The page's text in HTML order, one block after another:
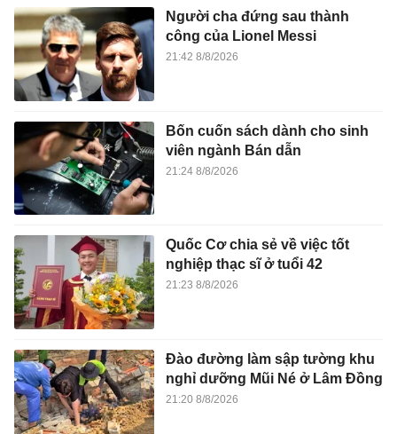
Người cha đứng sau thành
công của Lionel Messi
21:42 8/8/2026
Bốn cuốn sách dành cho sinh
viên ngành Bán dẫn
21:24 8/8/2026
Quốc Cơ chia sẻ về việc tốt
nghiệp thạc sĩ ở tuổi 42
21:23 8/8/2026
Đào đường làm sập tường khu
nghỉ dưỡng Mũi Né ở Lâm Đồng
21:20 8/8/2026